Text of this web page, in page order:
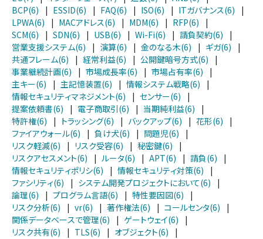
BCP(6)
| ESSID(6) | FAQ(6) | ISO(6) | ITガバナンス(6)
|
LPWA(6)
| MACアドレス(6) | MDM(6) | RFP(6)
|
SCM(6)
| SDN(6) | USB(6) | Wi-Fi(6) | 請負契約(6)
|
営業支援システム(6)
| 演算(6) | 金のなる木(6) | ギガ(6)
|
共通フレーム(6)
| 経常利益(6) | 公開鍵暗号方式(6)
|
事業継続計画(6)
| 市場成長率(6) | 市場占有率(6)
|
主キー(6)
| 主記憶装置(6) | 情報システム戦略(6)
|
情報セキュリティマネジメント(6)
| センサー(6)
|
提案依頼書(6)
| 電子商取引(6) | 当期純利益(6)
|
特許権(6)
| トラッシング(6) | バックアップ(6) | 花形(6)
|
ファイアウォール(6)
| 負け犬(6) | 問題児(6)
|
リスク軽減(6)
| リスク受容(6) | 秘密鍵(6)
|
リスクアセスメント(6)
| ルータ(6) | APT(6) | 請負(6)
|
情報セキュリティポリシ(6)
| 情報セキュリティ対策(6)
|
ファシリティ(6)
| システム開発プロジェクトにおいて(6)
|
論理(6)
| プログラム言語(6) | 特性要因図(6)
|
リスク分析(6)
| vr(6) | 著作権法(6) | コールセンタ(6)
|
関係データベースで管理(6)
| ゲートウェイ(6)
|
リスク共有(6)
| TLS(6) | オブジェクト(6) |